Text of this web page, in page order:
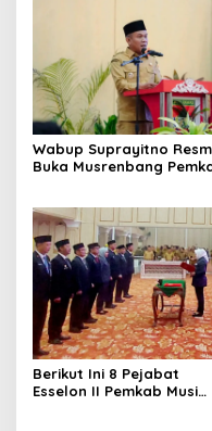
Wabup Suprayitno
Buka Musrenbang
Terencana
Berikut Ini 8 Pejabat
Esselon II Pemkab Musi